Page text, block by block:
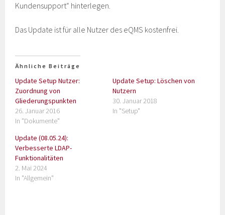
Kundensupport“ hinterlegen.
Das Update ist für alle Nutzer des eQMS kostenfrei.
Ähnliche Beiträge
Update Setup Nutzer:
Zuordnung von
Gliederungspunkten
26. Januar 2016
In "Dokumente"
Update Setup: Löschen von
Nutzern
30. Januar 2018
In "Setup"
Update (08.05.24):
Verbesserte LDAP-
Funktionalitäten
2. Mai 2024
In "Allgemein"